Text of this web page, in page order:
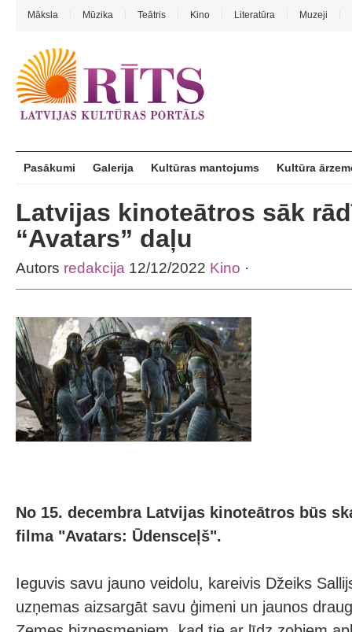
Māksla Mūzika Teātris Kino Literatūra Muzeji
Pasākumi Galerija Kultūras mantojums Kultūra
Latvijas kinoteātros sāk
“Avatars” daļu
Autors redakcija 12/12/2022 Kino ·
No 15. decembra Latvijas kinoteātros būs
filma "Avatars: Ūdensceļš".
Ieguvis savu jauno veidolu, kareivis Džeiks
uzņemas aizsargāt savu ģimeni un jaunos